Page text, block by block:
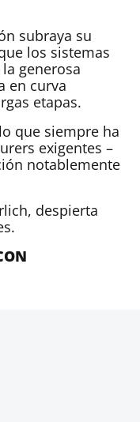
subraya su
los sistemas
generosa
en curva
etapas.
que siempre ha
exigentes –
notablemente
despierta